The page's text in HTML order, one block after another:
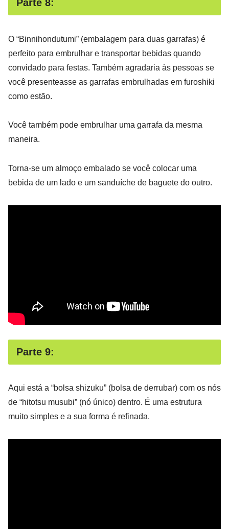
Parte 8:
O “Binnihondutumi” (embalagem para duas garrafas) é
perfeito para embrulhar e transportar bebidas quando
convidado para festas. Também agradaria às pessoas se
você presenteasse as garrafas embrulhadas em furoshiki
como estão.
Você também pode embrulhar uma garrafa da mesma
maneira.
Torna-se um almoço embalado se você colocar uma
bebida de um lado e um sanduíche de baguete do outro.
Parte 9:
Aqui está a “bolsa shizuku” (bolsa de derrubar) com os nós
de “hitotsu musubi” (nó único) dentro. É uma estrutura
muito simples e a sua forma é refinada.